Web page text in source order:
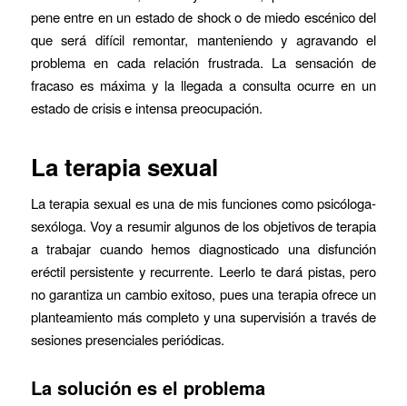
pene entre en un estado de shock o de miedo escénico del
que será difícil remontar, manteniendo y agravando el
problema en cada relación frustrada. La sensación de
fracaso es máxima y la llegada a consulta ocurre en un
estado de crisis e intensa preocupación.
La terapia sexual
La terapia sexual es una de mis funciones como psicóloga-
sexóloga. Voy a resumir algunos de los objetivos de terapia
a trabajar cuando hemos diagnosticado una disfunción
eréctil persistente y recurrente. Leerlo te dará pistas, pero
no garantiza un cambio exitoso, pues una terapia ofrece un
planteamiento más completo y una supervisión a través de
sesiones presenciales periódicas.
La solución es el problema